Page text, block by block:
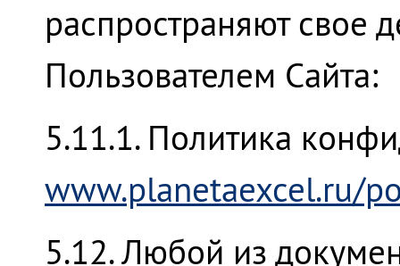
распространяют свое
Пользователем Сайта:
5.11.1. Политика
www.planetaexcel.ru/
5.12. Любой из